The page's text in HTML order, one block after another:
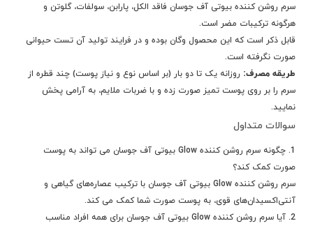
سرم روشن کننده بیوتی آف جوسان فاقد الکل، پارابن، سولفات، گلوتن و
هرگونه ترکیبات مضر است.
قابل ذکر است که این محصول وگان بوده و در فرایند تولید آن تست حیوانی
صورت نگرفته است.
طریقه مصرف: روزانه یک تا دو بار (بر اساس نوع و نیاز پوست) چند قطره از
سرم را بر روی پوست تمیز صورت زده و با ضربات ملایم، به آرامی پخش
نمایید.
سوالات متداول
1. چگونه سرم روشن کننده Glow بیوتی آف جوسان می تواند به پوست
صورت کمک کند؟
سرم روشن کننده Glow بیوتی آف جوسان با ترکیب عصاره‌های گیاهی و
آنتی‌اکسیدان‌های قوی، به پوست صورت شما کمک می کند.
2. آیا سرم روشن کننده Glow بیوتی آف جوسان برای همه افراد مناسب